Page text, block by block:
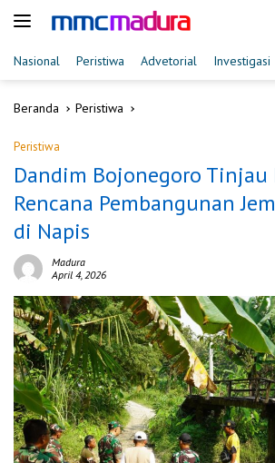
Nasional Peristiwa Advetorial Investigasi
Beranda Peristiwa
Peristiwa
Dandim Bojonegoro Tinjau
Rencana Pembangunan
di Napis
Madura
April 4, 2026